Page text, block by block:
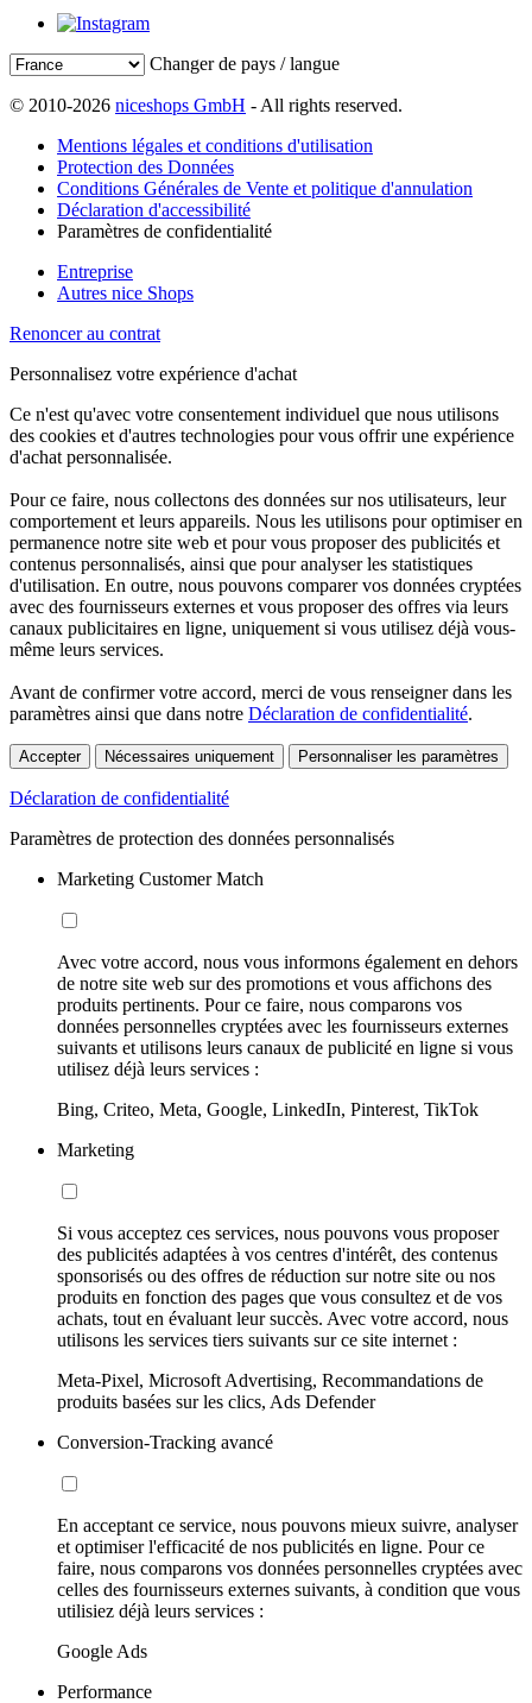
Changer de pays / langue
© 2010-2026 niceshops GmbH - All rights reserved.
Mentions légales et conditions d'utilisation
Protection des Données
Conditions Générales de Vente et politique d'annulation
Déclaration d'accessibilité
Paramètres de confidentialité
Entreprise
Autres nice Shops
Renoncer au contrat
Personnalisez votre expérience d'achat
Ce n'est qu'avec votre consentement individuel que nous utilisons
des cookies et d'autres technologies pour vous offrir une expérience
d'achat personnalisée.
Pour ce faire, nous collectons des données sur nos utilisateurs, leur
comportement et leurs appareils. Nous les utilisons pour optimiser en
permanence notre site web et pour vous proposer des publicités et
contenus personnalisés, ainsi que pour analyser les statistiques
d'utilisation. En outre, nous pouvons comparer vos données cryptées
avec des fournisseurs externes et vous proposer des offres via leurs
canaux publicitaires en ligne, uniquement si vous utilisez déjà vous-
même leurs services.
Avant de confirmer votre accord, merci de vous renseigner dans les
paramètres ainsi que dans notre Déclaration de confidentialité.
Accepter Nécessaires uniquement Personnaliser les paramètres
Déclaration de confidentialité
Paramètres de protection des données personnalisés
Marketing Customer Match
Avec votre accord, nous vous informons également en dehors
de notre site web sur des promotions et vous affichons des
produits pertinents. Pour ce faire, nous comparons vos
données personnelles cryptées avec les fournisseurs externes
suivants et utilisons leurs canaux de publicité en ligne si vous
utilisez déjà leurs services :
Bing, Criteo, Meta, Google, LinkedIn, Pinterest, TikTok
Marketing
Si vous acceptez ces services, nous pouvons vous proposer
des publicités adaptées à vos centres d'intérêt, des contenus
sponsorisés ou des offres de réduction sur notre site ou nos
produits en fonction des pages que vous consultez et de vos
achats, tout en évaluant leur succès. Avec votre accord, nous
utilisons les services tiers suivants sur ce site internet :
Meta-Pixel, Microsoft Advertising, Recommandations de
produits basées sur les clics, Ads Defender
Conversion-Tracking avancé
En acceptant ce service, nous pouvons mieux suivre, analyser
et optimiser l'efficacité de nos publicités en ligne. Pour ce
faire, nous comparons vos données personnelles cryptées avec
celles des fournisseurs externes suivants, à condition que vous
utilisiez déjà leurs services :
Google Ads
Performance